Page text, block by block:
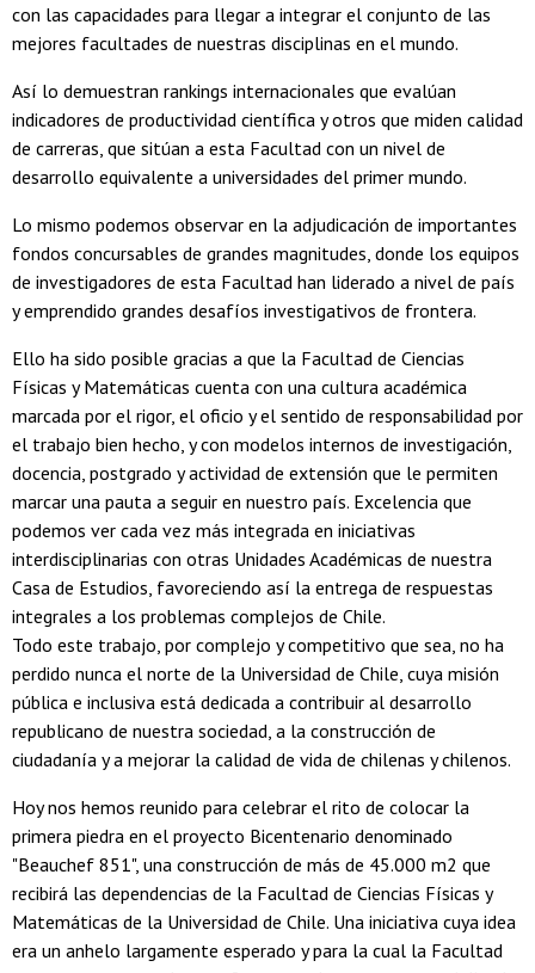
con las capacidades para llegar a integrar el conjunto de las
mejores facultades de nuestras disciplinas en el mundo.
Así lo demuestran rankings internacionales que evalúan
indicadores de productividad científica y otros que miden calidad
de carreras, que sitúan a esta Facultad con un nivel de
desarrollo equivalente a universidades del primer mundo.
Lo mismo podemos observar en la adjudicación de importantes
fondos concursables de grandes magnitudes, donde los equipos
de investigadores de esta Facultad han liderado a nivel de país
y emprendido grandes desafíos investigativos de frontera.
Ello ha sido posible gracias a que la Facultad de Ciencias
Físicas y Matemáticas cuenta con una cultura académica
marcada por el rigor, el oficio y el sentido de responsabilidad por
el trabajo bien hecho, y con modelos internos de investigación,
docencia, postgrado y actividad de extensión que le permiten
marcar una pauta a seguir en nuestro país. Excelencia que
podemos ver cada vez más integrada en iniciativas
interdisciplinarias con otras Unidades Académicas de nuestra
Casa de Estudios, favoreciendo así la entrega de respuestas
integrales a los problemas complejos de Chile.
Todo este trabajo, por complejo y competitivo que sea, no ha
perdido nunca el norte de la Universidad de Chile, cuya misión
pública e inclusiva está dedicada a contribuir al desarrollo
republicano de nuestra sociedad, a la construcción de
ciudadanía y a mejorar la calidad de vida de chilenas y chilenos.
Hoy nos hemos reunido para celebrar el rito de colocar la
primera piedra en el proyecto Bicentenario denominado
"Beauchef 851", una construcción de más de 45.000 m2 que
recibirá las dependencias de la Facultad de Ciencias Físicas y
Matemáticas de la Universidad de Chile. Una iniciativa cuya idea
era un anhelo largamente esperado y para la cual la Facultad